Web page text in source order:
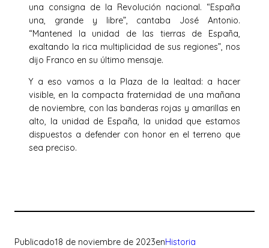
una consigna de la Revolución nacional. “España
una, grande y libre”, cantaba José Antonio.
“Mantened la unidad de las tierras de España,
exaltando la rica multiplicidad de sus regiones”, nos
dijo Franco en su último mensaje.
Y a eso vamos a la Plaza de la lealtad: a hacer
visible, en la compacta fraternidad de una mañana
de noviembre, con las banderas rojas y amarillas en
alto, la unidad de España, la unidad que estamos
dispuestos a defender con honor en el terreno que
sea preciso.
Publicado18 de noviembre de 2023enHistoria